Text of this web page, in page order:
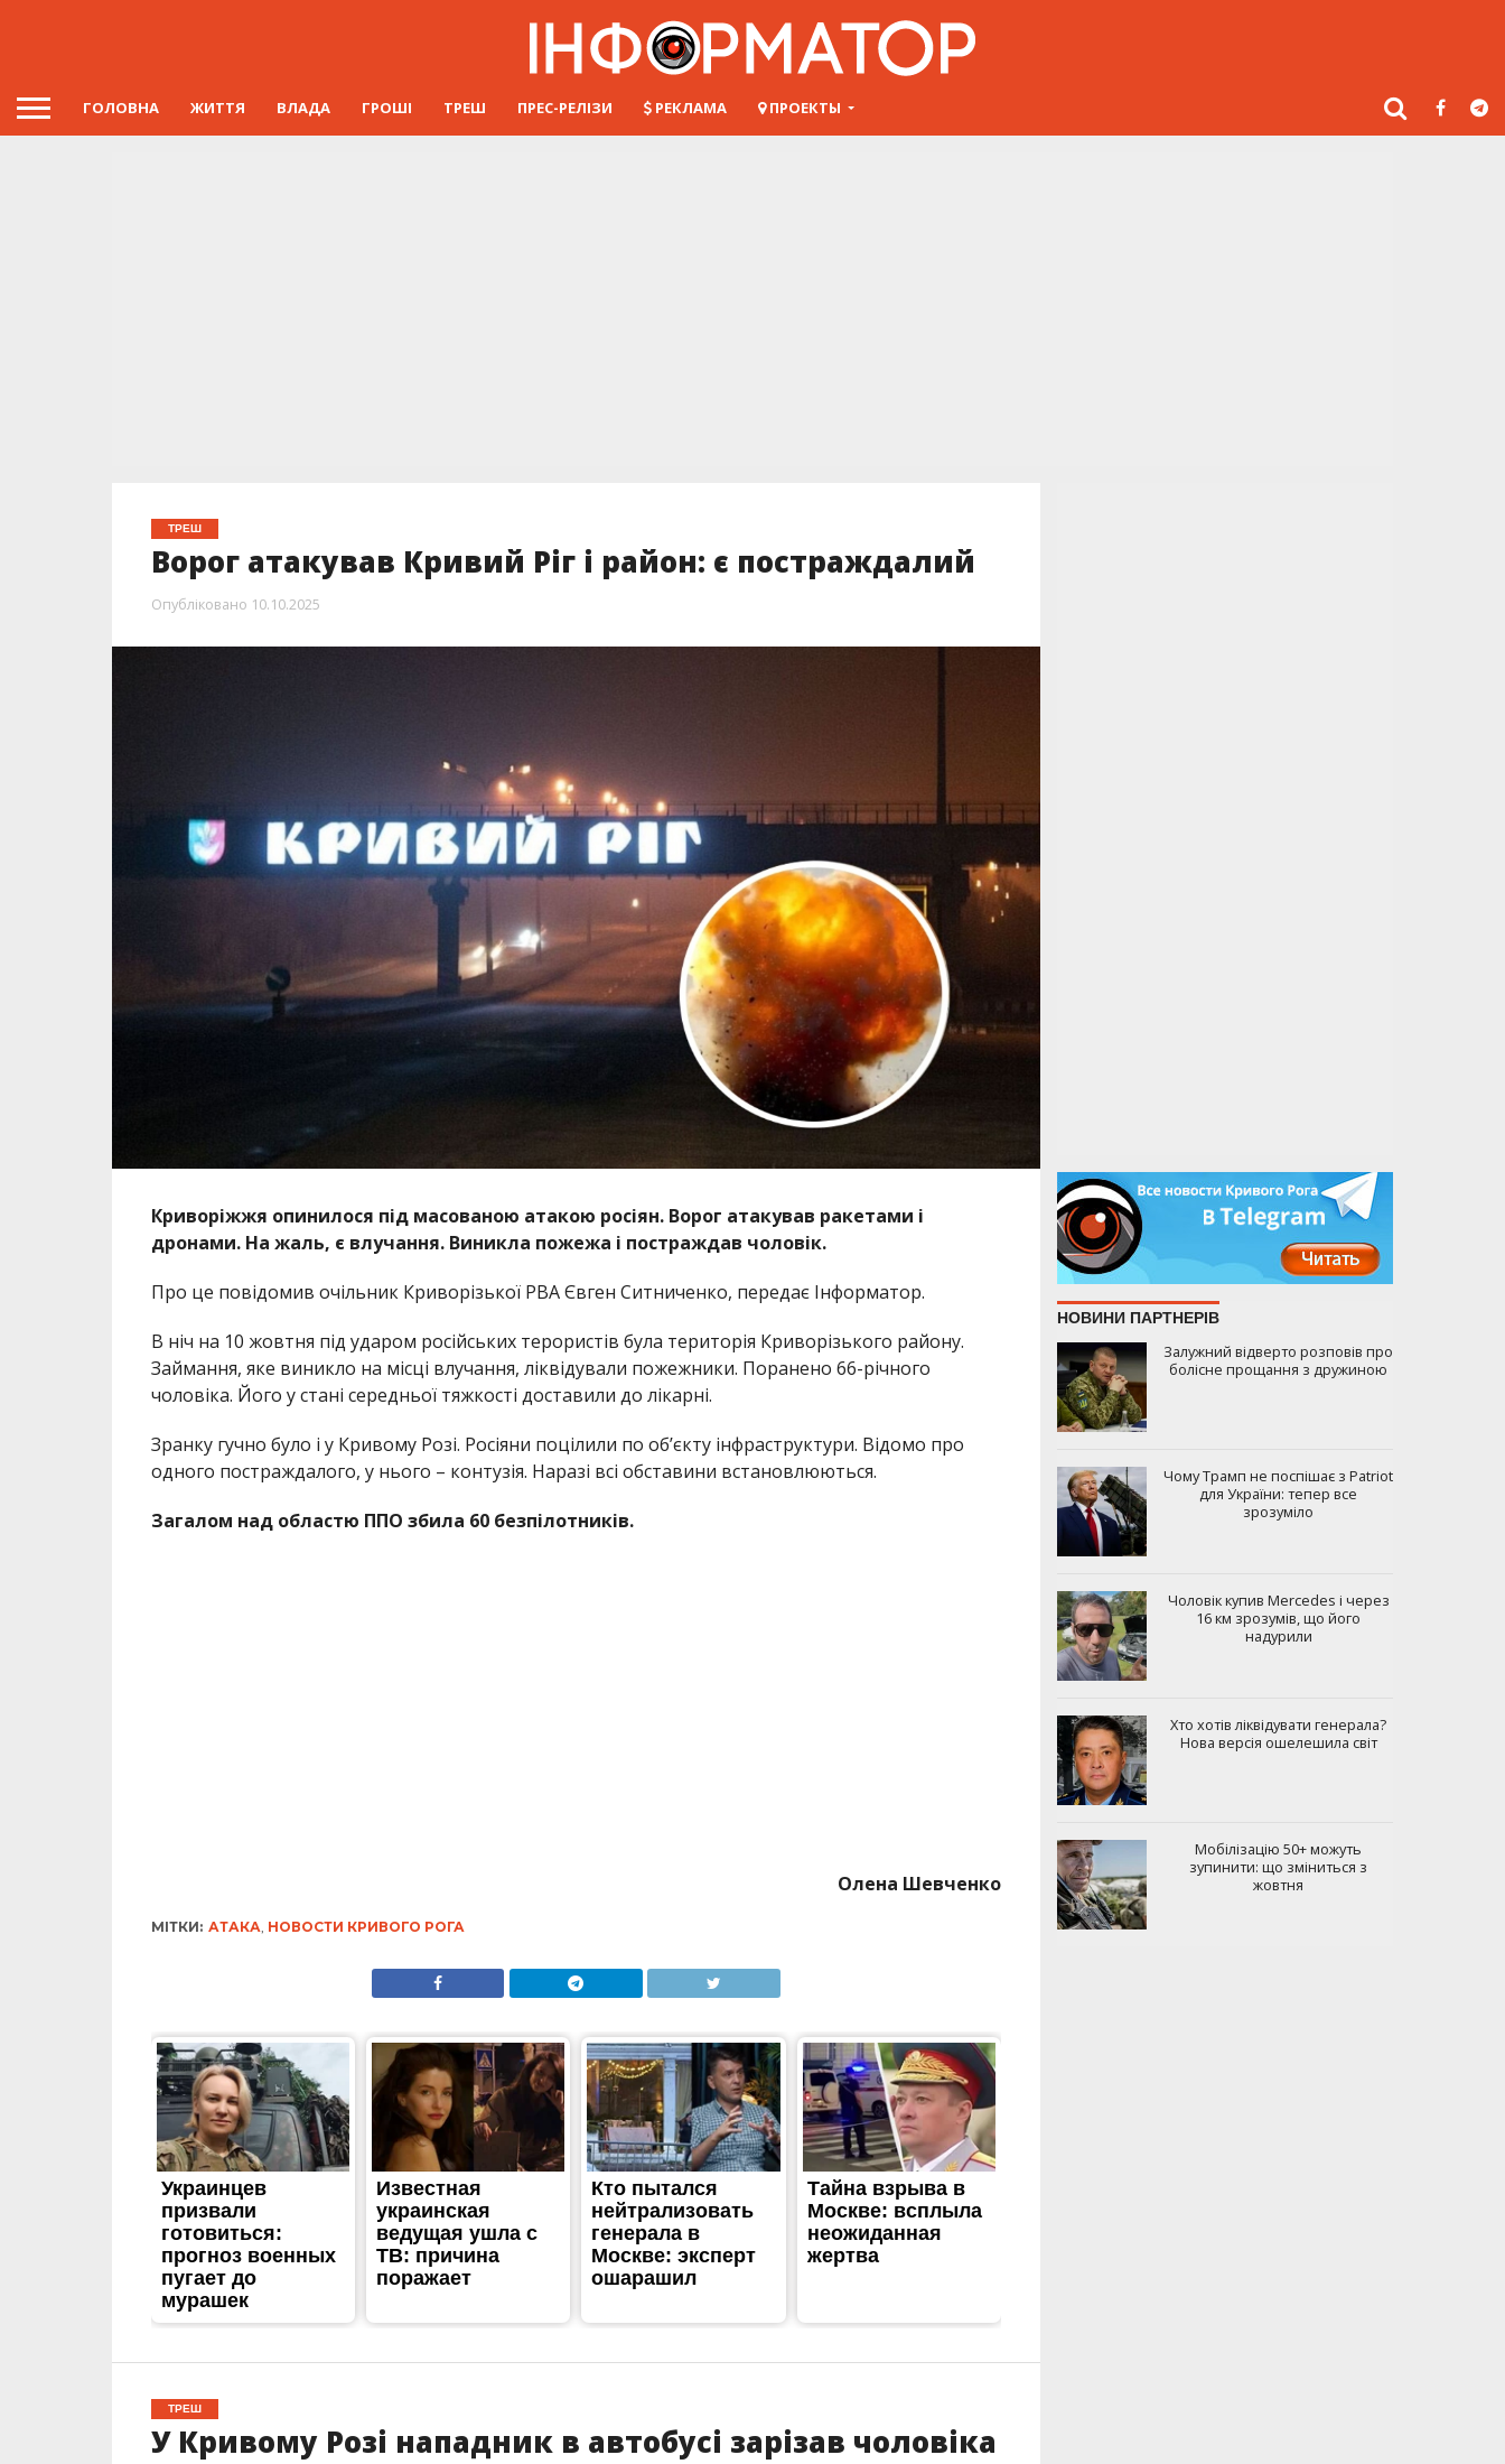
ГОЛОВНА ЖИТТЯ ВЛАДА ГРОШІ ТРЕШ ПРЕС-РЕЛІЗИ РЕКЛАМА ПРОЕКТЫ
ТРЕШ
Ворог атакував Кривий Ріг і район: є постраждалий
Опубліковано 10.10.2025
Криворіжжя опинилося під масованою атакою росіян. Ворог атакував ракетами і
дронами. На жаль, є влучання. Виникла пожежа і постраждав чоловік.
Про це повідомив очільник Криворізької РВА Євген Ситниченко, передає Інформатор.
В ніч на 10 жовтня під ударом російських терористів була територія Криворізького району.
Займання, яке виникло на місці влучання, ліквідували пожежники. Поранено 66-річного
чоловіка. Його у стані середньої тяжкості доставили до лікарні.
Зранку гучно було і у Кривому Розі. Росіяни поцілили по обʼєкту інфраструктури. Відомо про
одного постраждалого, у нього – контузія. Наразі всі обставини встановлюються.
Загалом над областю ППО збила 60 безпілотників.
Олена Шевченко
МІТКИ: АТАКА, НОВОСТИ КРИВОГО РОГА
ТРЕШ
У Кривому Розі нападник в автобусі зарізав чоловіка